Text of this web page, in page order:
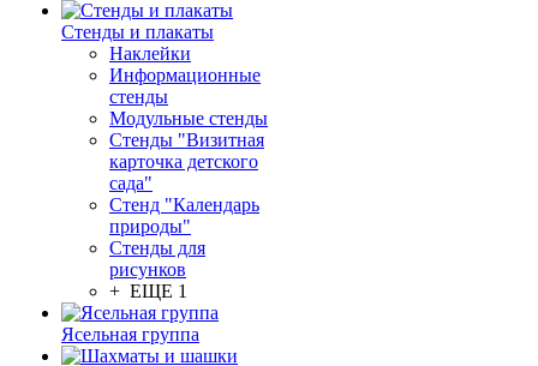
Стенды и плакаты
Наклейки
Информационные
стенды
Модульные стенды
Стенды "Визитная
карточка детского
сада"
Стенд "Календарь
природы"
Стенды для
рисунков
+ ЕЩЕ 1
Ясельная группа